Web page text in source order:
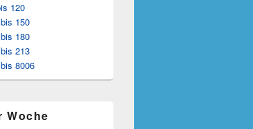
120
150
180
213
8006
Woche